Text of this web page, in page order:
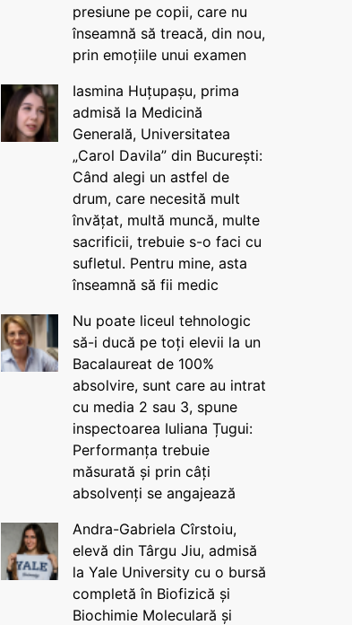
presiune pe copii, care nu
înseamnă să treacă, din nou,
prin emoțiile unui examen
Iasmina Huțupașu, prima
admisă la Medicină
Generală, Universitatea
„Carol Davila” din București:
Când alegi un astfel de
drum, care necesită mult
învățat, multă muncă, multe
sacrificii, trebuie s-o faci cu
sufletul. Pentru mine, asta
înseamnă să fii medic
Nu poate liceul tehnologic
să-i ducă pe toți elevii la un
Bacalaureat de 100%
absolvire, sunt care au intrat
cu media 2 sau 3, spune
inspectoarea Iuliana Țugui:
Performanța trebuie
măsurată și prin câți
absolvenți se angajează
Andra-Gabriela Cîrstoiu,
elevă din Târgu Jiu, admisă
la Yale University cu o bursă
completă în Biofizică și
Biochimie Moleculară și